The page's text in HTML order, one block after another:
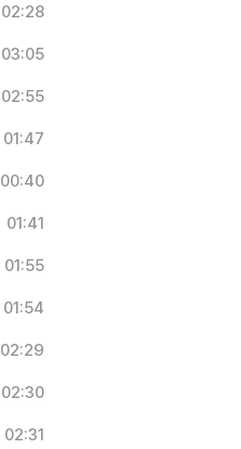
02:28
03:05
02:55
01:47
00:40
01:41
01:55
01:54
02:29
02:30
02:31